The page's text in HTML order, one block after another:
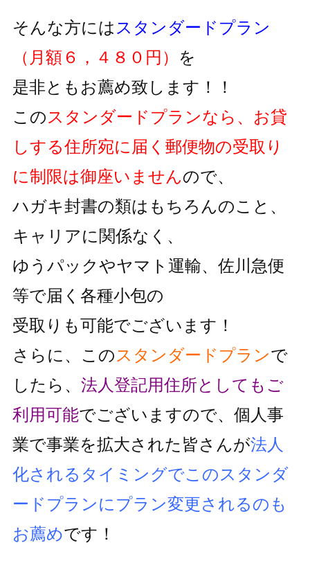
そんな方には スタンダードプラン
（月額６，４８０円） を
是非ともお薦め致します！！
この スタンダードプランなら、お貸
しする住所宛に届く郵便物の受取り
に制限は御座いませんので、
ハガキ封書の類はもちろんのこと、
キャリアに関係なく、
ゆうパックやヤマト運輸、佐川急便
等で届く各種小包の
受取りも可能でございます！
さらに、この スタンダードプランで
したら、 法人登記用住所としても ご
利用可能でございますので、個人事
業で事業を拡大された皆さんが法人
化されるタイミングでこのスタンダ
ードプランにプラン変更されるのも
お薦めです！